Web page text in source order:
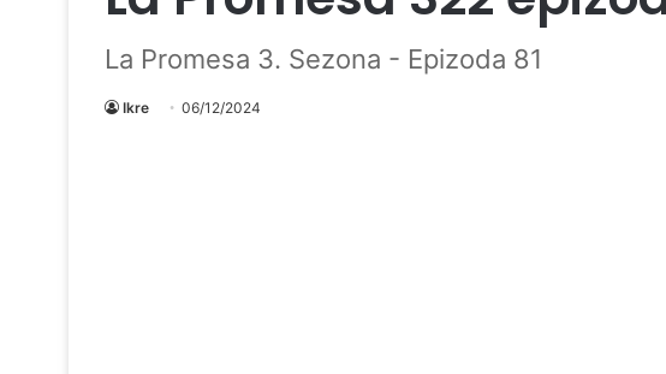
La Promesa 3. Sezona - Epizoda 81
Ikre 06/12/2024